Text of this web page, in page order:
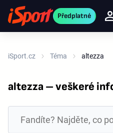
Předplatné
iSport.cz Téma altezza
altezza – veškeré